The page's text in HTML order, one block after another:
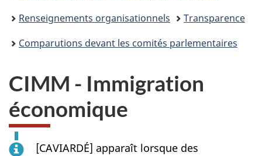
ici :Renseignements organisationnels
Transparence
Comparutions devant les comités parlementaires
CIMM - Immigration
économique
[CAVIARDÉ] apparaît lorsque des